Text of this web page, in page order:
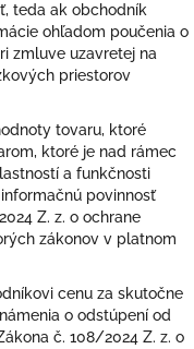
teda ak obchodník
ohľadom poučenia o
zmluve uzavretej na
priestorov
tovaru, ktoré
ktoré je nad rámec
a funkčnosti
povinnosť
Z. z. o ochrane
zákonov v platnom
cenu za skutočne
o odstúpení od
č. 108/2024 Z. z. o